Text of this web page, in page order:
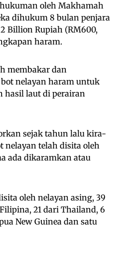
oleh Makhamah
dihukum 8 bulan penjara
Billion Rupiah (RM600,
haram.
membakar dan
nelayan haram untuk
hasil laut di perairan
sejak tahun lalu kira-
nelayan telah disita oleh
ada dikaramkan atau
oleh nelayan asing, 39
21 dari Thailand, 6
New Guinea dan satu